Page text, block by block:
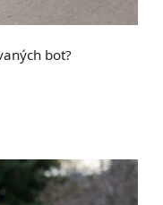
bot?